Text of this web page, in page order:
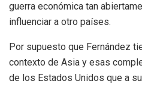
guerra económica tan
influenciar a otro países.
Por supuesto que Fernández
contexto de Asia y esas
de los Estados Unidos que a